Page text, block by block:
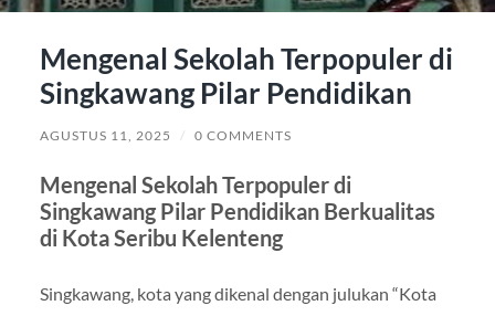
Mengenal Sekolah Terpopuler di
Singkawang Pilar Pendidikan
AGUSTUS 11, 2025 / 0 COMMENTS
Mengenal Sekolah Terpopuler di
Singkawang Pilar Pendidikan Berkualitas
di Kota Seribu Kelenteng
Singkawang, kota yang dikenal dengan julukan “Kota